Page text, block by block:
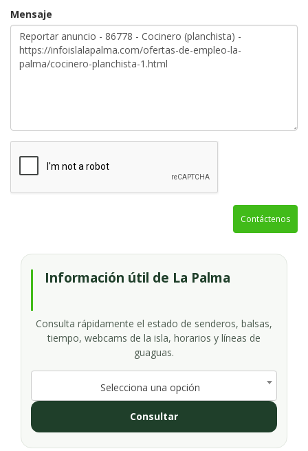
Mensaje
Contáctenos
Información útil de La Palma
Consulta rápidamente el estado de senderos, balsas,
tiempo, webcams de la isla, horarios y líneas de
guaguas.
Selecciona una opción
Consultar